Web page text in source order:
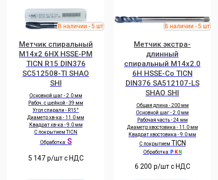
Метчик спиральный
M14x2 6HX HSSE-PM
TICN R15 DIN376
SC512508-TI SHAO
SHI
Основной шаг - 2.0 мм
Рабоч. с шейкой - 39 мм
Угол спирали - R15°
Диаметр хв-ка - 11.0 мм
Квадрат хв-ка - 9.0 мм
С покрытием TICN
Обработка:S
5 147 р/шт c НДС
Метчик экстра-
длинный
спиральный M14x2.0
6H HSSE-Co TICN
DIN376 SA512107-LS
SHAO SHI
Общая длина - 200 мм
Основной шаг - 2.0 мм
Рабочая часть - 24 мм
Диаметр хвостовика - 11.0 мм
Квадрат хвостовика - 9.0 мм
С покрытием TICN
Обработка: P K N
6 200 р/шт c НДС